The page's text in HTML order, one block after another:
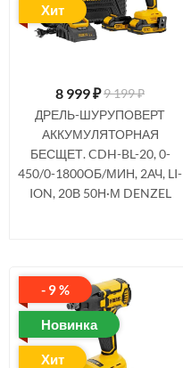
Хит
8 999₽9 199 ₽
ДРЕЛЬ-ШУРУПОВЕРТ
АККУМУЛЯТОРНАЯ
БЕСЩЕТ. CDH-BL-20, 0-
450/0-1800ОБ/МИН, 2АЧ, LI-
ION, 20В 50Н·М DENZEL
- 9 %
Новинка
Хит